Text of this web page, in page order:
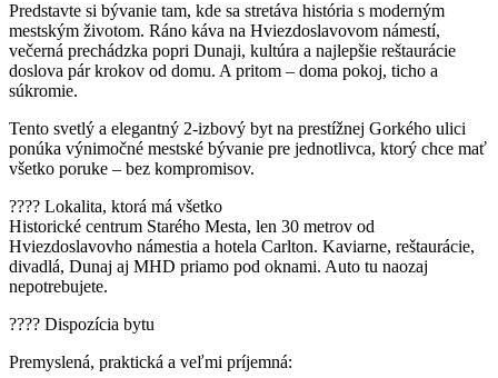
Predstavte si bývanie tam, kde sa stretáva história s moderným
mestským životom. Ráno káva na Hviezdoslavovom námestí,
večerná prechádzka popri Dunaji, kultúra a najlepšie reštaurácie
doslova pár krokov od domu. A pritom – doma pokoj, ticho a
súkromie.
Tento svetlý a elegantný 2-izbový byt na prestížnej Gorkého ulici
ponúka výnimočné mestské bývanie pre jednotlivca, ktorý chce mať
všetko poruke – bez kompromisov.
???? Lokalita, ktorá má všetko
Historické centrum Starého Mesta, len 30 metrov od
Hviezdoslavovho námestia a hotela Carlton. Kaviarne, reštaurácie,
divadlá, Dunaj aj MHD priamo pod oknami. Auto tu naozaj
nepotrebujete.
???? Dispozícia bytu
Premyslená, praktická a veľmi príjemná: